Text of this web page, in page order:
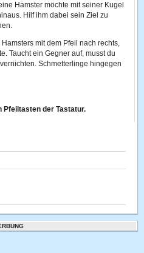
Hamster möchte mit seiner Kugel
Hilf ihm dabei sein Ziel zu
mit dem Pfeil nach rechts,
Taucht ein Gegner auf, musst du
Schmetterlinge hingegen
Pfeiltasten der Tastatur.